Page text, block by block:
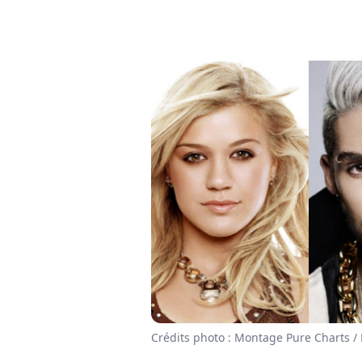
Crédits photo : Montage Pure Charts /